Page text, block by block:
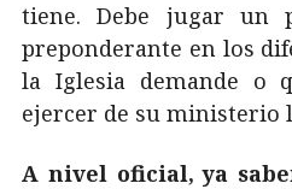
tiene. Debe jugar un
preponderante en los
la Iglesia demande o
ejercer de su ministerio
A nivel oficial, ya